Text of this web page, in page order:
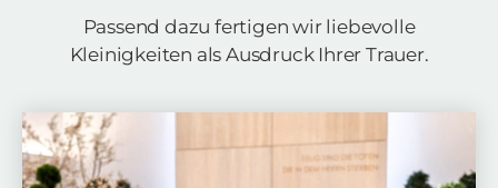
Passend dazu fertigen wir liebevolle
Kleinigkeiten als Ausdruck Ihrer Trauer.